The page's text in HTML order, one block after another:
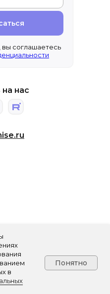
нас
вы соглашаетесь
в
Понятно
Tilda